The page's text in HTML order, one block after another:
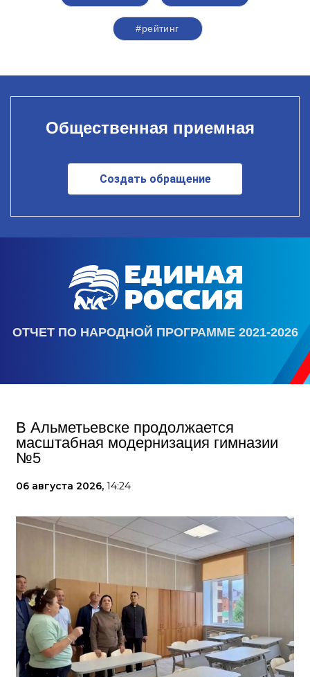
#рейтинг
Общественная приемная
Создать обращение
ОТЧЕТ ПО НАРОДНОЙ ПРОГРАММЕ 2021-2026
В Альметьевске продолжается
масштабная модернизация гимназии
№5
06 августа 2026, 14:24